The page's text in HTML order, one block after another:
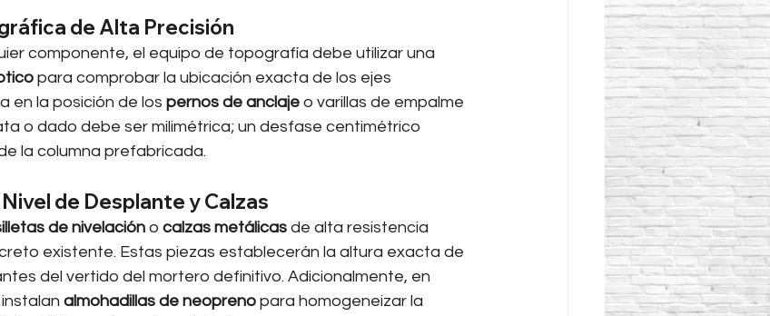
de Alta Precisión
componente, el equipo de topografía debe utilizar una
para comprobar la ubicación exacta de los ejes
en la posición de los pernos de anclaje o varillas de empalme
o dado debe ser milimétrica; un desfase centimétrico
la columna prefabricada.
de Desplante y Calzas
de nivelación o calzas metálicas de alta resistencia
existente. Estas piezas establecerán la altura exacta de
del vertido del mortero definitivo. Adicionalmente, en
almohadillas de neopreno para homogeneizar la